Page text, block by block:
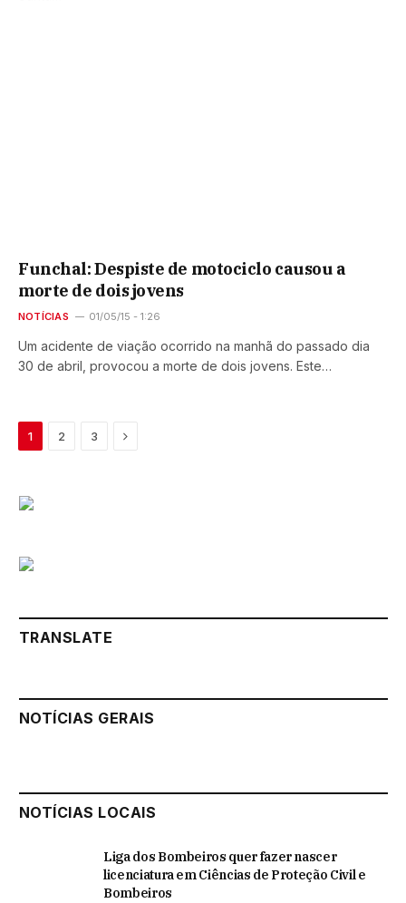
Funchal: Despiste de motociclo causou a
morte de dois jovens
NOTÍCIAS 01/05/15 - 1:26
Um acidente de viação ocorrido na manhã do passado dia
30 de abril, provocou a morte de dois jovens. Este…
1 2 3 Next
TRANSLATE
NOTÍCIAS GERAIS
NOTÍCIAS LOCAIS
Liga dos Bombeiros quer fazer nascer
licenciatura em Ciências de Proteção Civil e
Bombeiros